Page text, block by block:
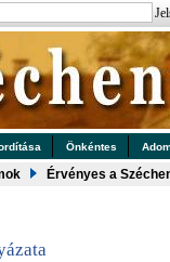
Önkéntes
Érvényes a